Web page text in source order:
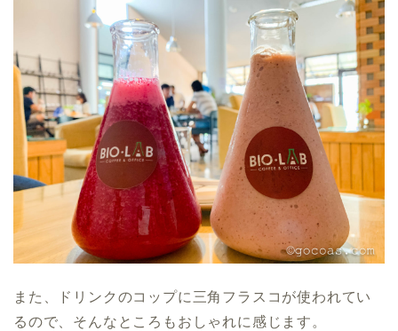
また、ドリンクのコップに三角フラスコが使われてい
るので、そんなところもおしゃれに感じます。